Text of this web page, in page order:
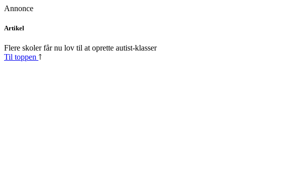
Annonce
Skip
content
Artikel
Flere skoler får nu lov til at oprette autist-klasser
Til toppen